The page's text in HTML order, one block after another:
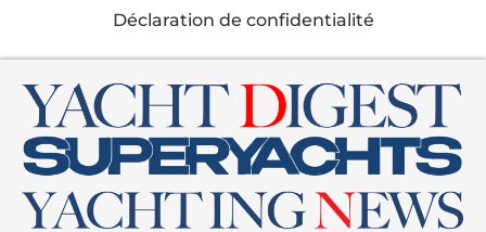
Déclaration de confidentialité